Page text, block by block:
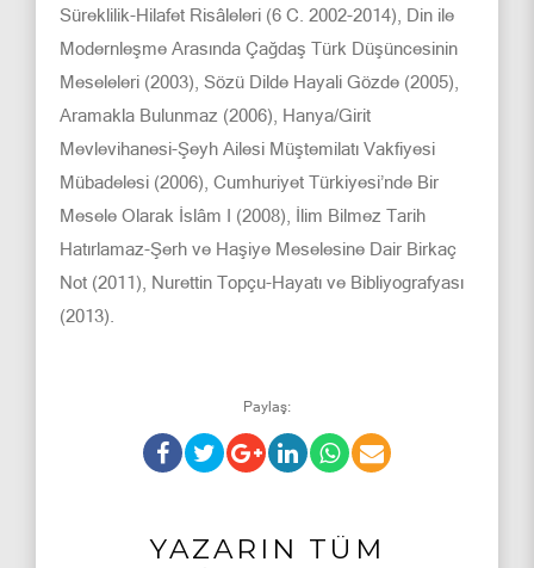
Süreklilik-Hilafet Risâleleri (6 C. 2002-2014), Din ile
Modernleşme Arasında Çağdaş Türk Düşüncesinin
Meseleleri (2003), Sözü Dilde Hayali Gözde (2005),
Aramakla Bulunmaz (2006), Hanya/Girit
Mevlevihanesi-Şeyh Ailesi Müştemilatı Vakfiyesi
Mübadelesi (2006), Cumhuriyet Türkiyesi’nde Bir
Mesele Olarak İslâm I (2008), İlim Bilmez Tarih
Hatırlamaz-Şerh ve Haşiye Meselesine Dair Birkaç
Not (2011), Nurettin Topçu-Hayatı ve Bibliyografyası
(2013).
Paylaş:
YAZARIN TÜM